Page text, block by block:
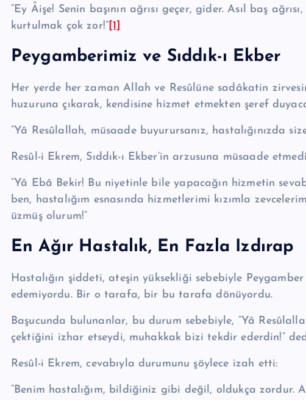
“Ey Âişe! Senin başının ağrısı geçer, gider. Asıl baş
kurtulmak çok zor!” [1]
Pey­gam­be­ri­miz ve Sıddık-ı Ekber
Her yerde her zaman Allah ve Resûlüne sadâkatin
huzuruna çıkarak, kendisine hizmet etmekten şe­ref
“Yâ Re­sû­lal­lah, müsaade buyurursanız, hastalığınızda
Resûl-i Ekrem, Sıddık-ı Ekber’in arzusuna müsaade
“Yâ Ebâ Bekir! Bu niyetinle bile yapacağın hizmetin
ben, hastalığım esnasında hizmetlerimi kızımla
üzmüş olurum!”
En Ağır Hastalık, En Fazla Izdırap
Hastalığın şiddeti, ateşin yüksekliği sebebiyle
edemiyordu. Bir o tarafa, bir bu tarafa dönüyordu.
Başucunda bulunanlar, bu durum sebebiyle, “Yâ
çektiğini izhar etseydi, muhakkak bizi tekdir ederdin!”
Resûl-i Ekrem, cevabıyla durumunu şöylece izah etti:
“Benim hastalığım, bildiğiniz gibi değil, oldukça zordur.